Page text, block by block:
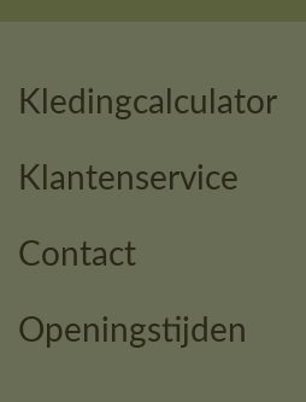
Kledingcalculator
Klantenservice
Contact
Openingstijden